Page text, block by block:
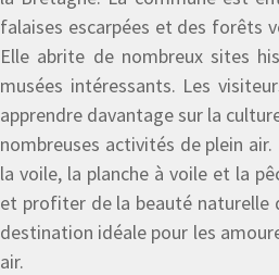
falaises escarpées et des forêts
Elle abrite de nombreux sites
musées intéressants. Les
apprendre davantage sur la
nombreuses activités de plein
la voile, la planche à voile et la
et profiter de la beauté naturelle
destination idéale pour les
air.